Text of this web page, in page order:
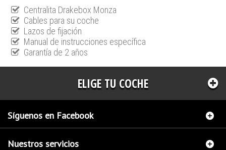
Centralita Drakebox Monza
Cables para su coche
Lazos de fijación
Manual de instrucciones específica
Garantía de 2 años
ELIGE TU COCHE
Síguenos en Facebook
Nuestros servicios